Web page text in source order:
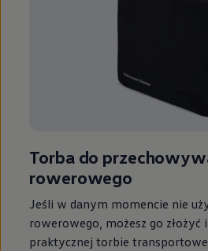
Torba do
rowerowego
Jeśli w danym momencie nie
rowerowego, możesz go złożyć
praktycznej torbie